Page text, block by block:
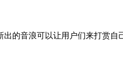
的音浪可以让用户们来打赏自